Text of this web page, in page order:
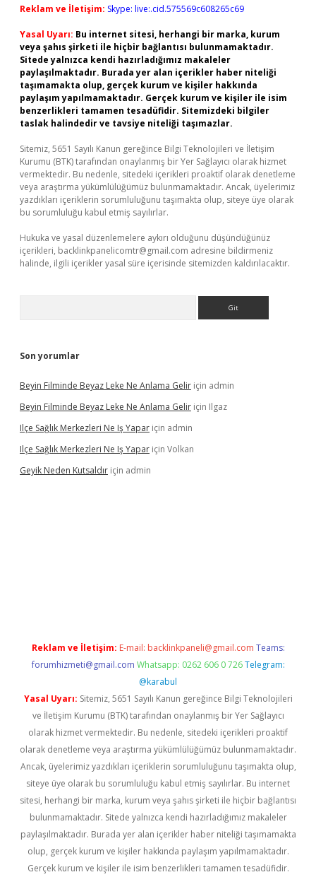
Reklam ve İletişim: Skype: live:.cid.575569c608265c69
Yasal Uyarı: Bu internet sitesi, herhangi bir marka, kurum
veya şahıs şirketi ile hiçbir bağlantısı bulunmamaktadır.
Sitede yalnızca kendi hazırladığımız makaleler
paylaşılmaktadır. Burada yer alan içerikler haber niteliği
taşımamakta olup, gerçek kurum ve kişiler hakkında
paylaşım yapılmamaktadır. Gerçek kurum ve kişiler ile isim
benzerlikleri tamamen tesadüfidir. Sitemizdeki bilgiler
taslak halindedir ve tavsiye niteliği taşımazlar.
Sitemiz, 5651 Sayılı Kanun gereğince Bilgi Teknolojileri ve İletişim
Kurumu (BTK) tarafından onaylanmış bir Yer Sağlayıcı olarak hizmet
vermektedir. Bu nedenle, sitedeki içerikleri proaktif olarak denetleme
veya araştırma yükümlülüğümüz bulunmamaktadır. Ancak, üyelerimiz
yazdıkları içeriklerin sorumluluğunu taşımakta olup, siteye üye olarak
bu sorumluluğu kabul etmiş sayılırlar.
Hukuka ve yasal düzenlemelere aykırı olduğunu düşündüğünüz
içerikleri, backlinkpanelicomtr@gmail.com adresine bildirmeniz
halinde, ilgili içerikler yasal süre içerisinde sitemizden kaldırılacaktır.
Son yorumlar
Beyin Filminde Beyaz Leke Ne Anlama Gelir için admin
Beyin Filminde Beyaz Leke Ne Anlama Gelir için Ilgaz
Ilçe Sağlık Merkezleri Ne Iş Yapar için admin
Ilçe Sağlık Merkezleri Ne Iş Yapar için Volkan
Geyik Neden Kutsaldır için admin
Reklam ve İletişim: E-mail: backlinkpaneli@gmail.com Teams:
forumhizmeti@gmail.com Whatsapp: 0262 606 0 726 Telegram:
@karabul
Yasal Uyarı: Sitemiz, 5651 Sayılı Kanun gereğince Bilgi Teknolojileri
ve İletişim Kurumu (BTK) tarafından onaylanmış bir Yer Sağlayıcı
olarak hizmet vermektedir. Bu nedenle, sitedeki içerikleri proaktif
olarak denetleme veya araştırma yükümlülüğümüz bulunmamaktadır.
Ancak, üyelerimiz yazdıkları içeriklerin sorumluluğunu taşımakta olup,
siteye üye olarak bu sorumluluğu kabul etmiş sayılırlar. Bu internet
sitesi, herhangi bir marka, kurum veya şahıs şirketi ile hiçbir bağlantısı
bulunmamaktadır. Sitede yalnızca kendi hazırladığımız makaleler
paylaşılmaktadır. Burada yer alan içerikler haber niteliği taşımamakta
olup, gerçek kurum ve kişiler hakkında paylaşım yapılmamaktadır.
Gerçek kurum ve kişiler ile isim benzerlikleri tamamen tesadüfidir.